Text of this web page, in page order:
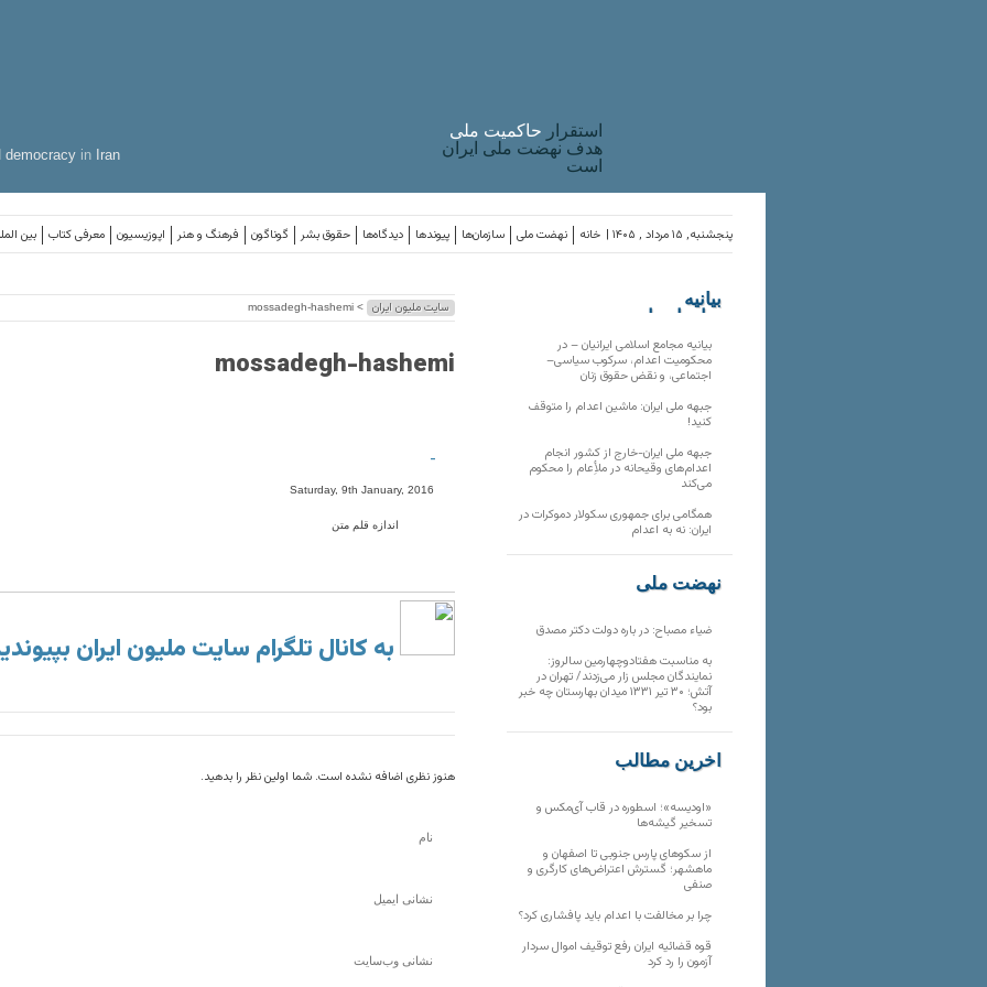
democracy in Iran
استقرار حاکميت ملی
هدف نهضت ملی ایران
است
بین معرفی کتاب اپوزیسیون فرهنگ و هنر گوناگون حقوق بشر دیدگاه‌ها پیوندها سازمان‌ها نهضت ملی خانه پنجشنبه, ۱۵ مرداد , ۱۴۰۵ |
سایت ملیون ایران > mossadegh-hashemi
mossadegh-hashemi
-
Saturday, 9th January, 2016
اندازه قلم متن
به کانال تلگرام سایت ملیون ایران
هنوز نظری اضافه نشده است. شما اولین نظر را بدهید.
بیانیه
سازمان‌های
بیانیه مجامع اسلامی ایرانیان – در
محکومیت اعدام، سرکوب سیاسی–
اجتماعی، و نقض حقوق زنان
جبهه ملی ایران: ماشین اعدام را متوقف
کنید!
جبهه ملی ایران-خارج از کشور انجام
اعدام‌های وقیحانه در ملأِعام را محکوم
می‌کند
همگامی برای جمهوری سکولار دموکرات در
ایران: نه به اعدام
نهضت ملی
ضیاء مصباح: در باره دولت دکتر مصدق
به مناسبت هفتادوچهارمین سالروز:
نمایندگان مجلس زار می‌زدند/ تهران در
آتش؛ ۳۰ تیر ۱۳۳۱ میدان بهارستان چه خبر
بود؟
آخرین مطالب
«اودیسه»؛ اسطوره در قاب آی‌مکس و
تسخیر گیشه‌ها
از سکوهای پارس جنوبی تا اصفهان و
ماهشهر؛ گسترش اعتراض‌های کارگری و
صنفی
چرا بر مخالفت با اعدام باید پافشاری کرد؟
قوه قضائیه ایران رفع توقیف اموال سردار
آزمون را رد کرد